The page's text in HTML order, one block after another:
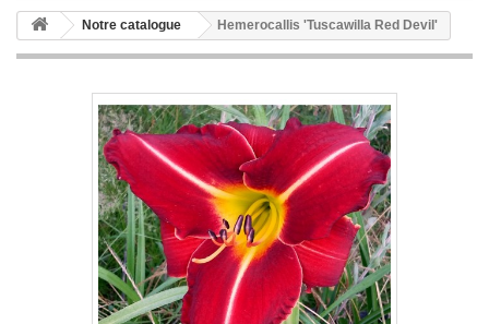
Notre catalogue Hemerocallis 'Tuscawilla Red Devil'